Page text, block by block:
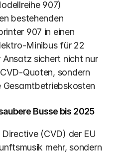
907)
bestehenden
907 in einen
Minibus für 22
Ansatz sichert nicht nur
Quoten, sondern
Gesamtbetriebskosten
Busse bis 2025
Directive (CVD) der EU
mehr, sondern